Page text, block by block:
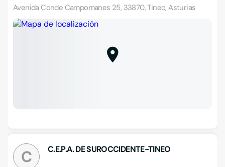
Avenida Conde Campomanes 25, 33870, Tineo, Asturias
C C.E.P.A. DE SUROCCIDENTE-TINEO